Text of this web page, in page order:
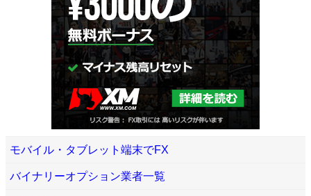
モバイル・タブレット端末でFX
バイナリーオプション業者一覧